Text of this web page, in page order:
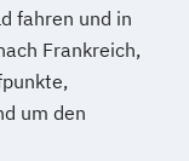
fahren und in
Frankreich,
um den